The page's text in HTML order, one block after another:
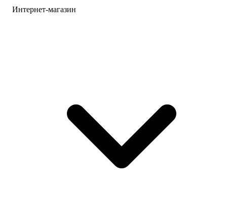
Интернет-магазин